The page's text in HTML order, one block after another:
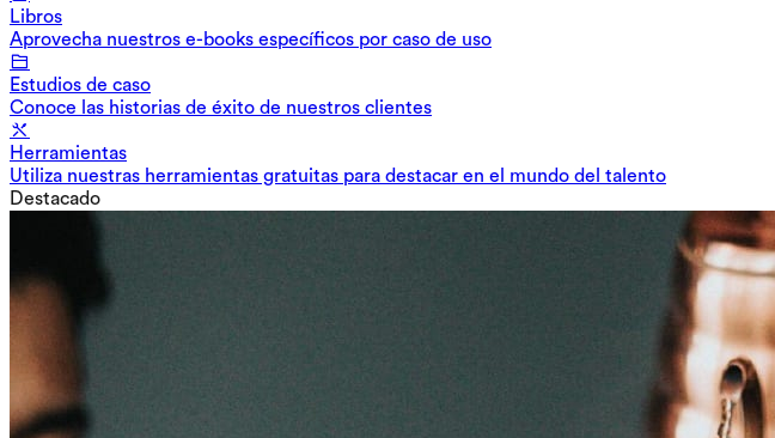
Libros
Aprovecha nuestros e-books específicos por caso de uso
Estudios de caso
Conoce las historias de éxito de nuestros clientes
Herramientas
Utiliza nuestras herramientas gratuitas para destacar en el mundo del talento
Destacado